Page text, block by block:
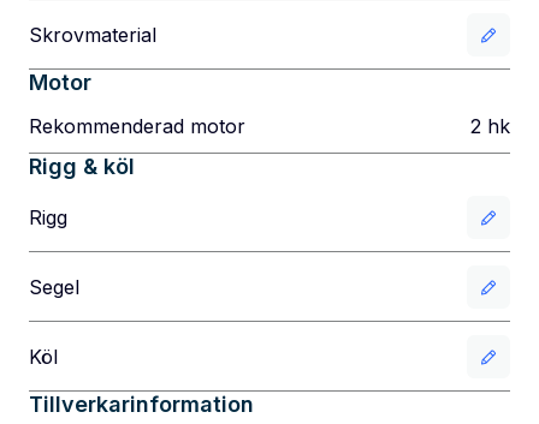
Skrovmaterial
Motor
Rekommenderad motor 2 hk
Rigg & köl
Rigg
Segel
Köl
Tillverkarinformation